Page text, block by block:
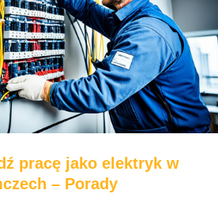
pracę jako elektryk w
– Porady